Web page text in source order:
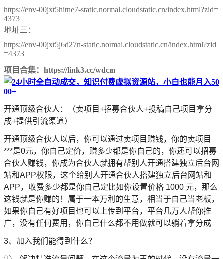
https://env-00jxt5hitne7-static.normal.cloudstatic.cn/index.html?zid=
4373
地址三：
https://env-00jxt5j6d27n-static.normal.cloudstatic.cn/index.html?zid
=4373
项目合集：https://link3.cc/wdcm
开通顶级合伙人：（卖项目+招募合伙人+投稿自己项目拿分
成+提供引流渠道）
开通顶级合伙人以后，你可以通过卖项目赚钱，你的卖项目
***是0元，你自己定价，赚多少都是你自己的，你还可以招募
合伙人赚钱，你成为合伙人就拥有帮别人开通搭建独立后台网
站和APP权限，这个给别人开通合伙人搭建独立后台网站和
APP，收费多少都是你自己定比如你设置价格 1000 元，那么
这钱就是你赚的！属于一本万利的生意，相当于自己当老板，
如果你自己有好项目也可以上传到平台，平台几万人帮你推
广，没有任何费用，你自己什么都不用做就可以躺着拿分成
3、加入我们能得到什么？